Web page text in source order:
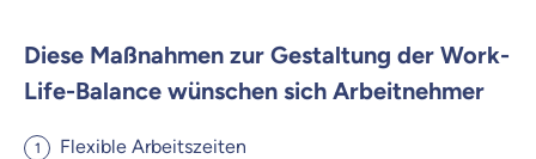
Diese Maßnahmen zur Gestaltung der Work-
Life-Balance wünschen sich Arbeitnehmer
Flexible Arbeitszeiten